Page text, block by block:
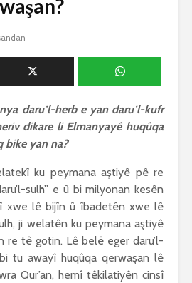
daru’l-herb e yan daru’l-kufr
dikare li Elmanyayê huqûqa
bike yan na?
ku peymana aştiyê pê re
sulh” e û bi milyonan kesên
xwe lê bijîn û îbadetên xwe lê
ji welatên ku peymana aştiyê
re tê gotin. Lê belê eger daru’l-
tu awayî huqûqa qerwaşan lê
Qur’an, hemî têkilatiyên cinsî
him jî
birûn ji bo
li ser
wek hev
teqez
bike û
çêbike?